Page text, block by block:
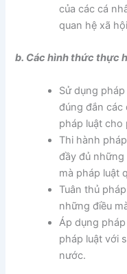
của các cá
quan hệ xã
b. Các hình thức thực
Sử dụng
đúng đắn các
pháp luật cho
Thi hành
đầy đủ
mà pháp luật
Tuân thủ
những điều
Áp dụng
pháp luật với
nước.